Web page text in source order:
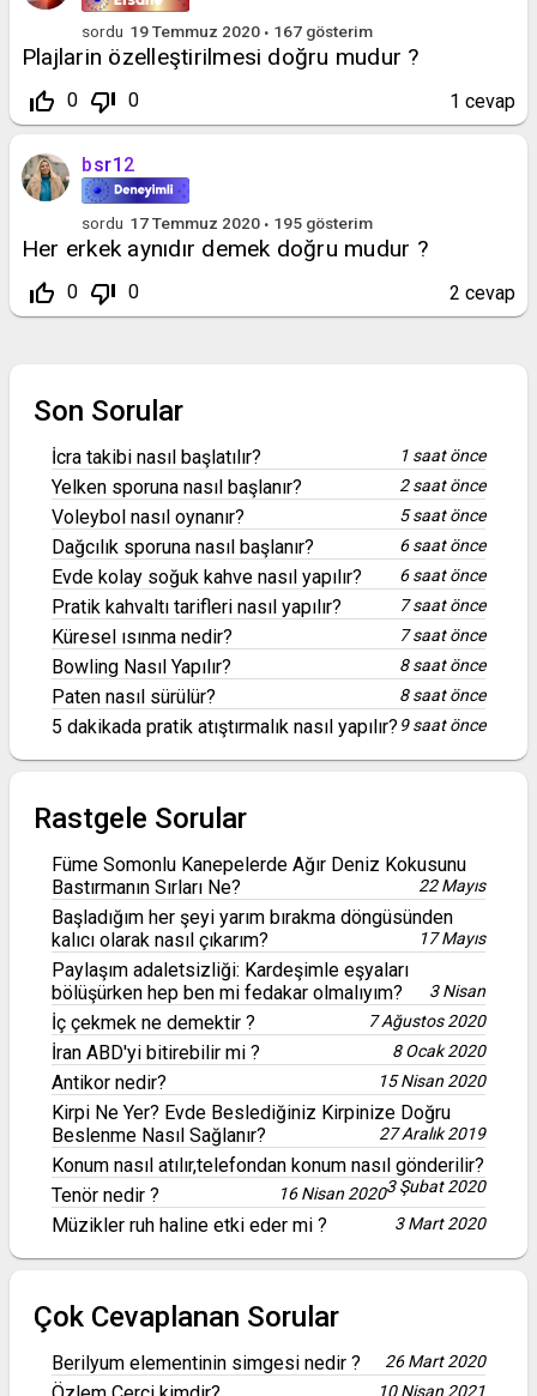
sordu 19 Temmuz 2020 167 gösterim
Plajlarin özelleştirilmesi doğru mudur ?
thumb_up_off_alt 0 thumb_down_off_alt 0 1 cevap
bsr12
sordu 17 Temmuz 2020 195 gösterim
Her erkek aynıdır demek doğru mudur ?
thumb_up_off_alt 0 thumb_down_off_alt 0 2 cevap
Son Sorular
İcra takibi nasıl başlatılır? 1 saat önce
Yelken sporuna nasıl başlanır? 2 saat önce
Voleybol nasıl oynanır? 5 saat önce
Dağcılık sporuna nasıl başlanır? 6 saat önce
Evde kolay soğuk kahve nasıl yapılır? 6 saat önce
Pratik kahvaltı tarifleri nasıl yapılır? 7 saat önce
Küresel ısınma nedir? 7 saat önce
Bowling Nasıl Yapılır? 8 saat önce
Paten nasıl sürülür? 8 saat önce
5 dakikada pratik atıştırmalık nasıl yapılır? 9 saat önce
Rastgele Sorular
Füme Somonlu Kanepelerde Ağır Deniz Kokusunu
Bastırmanın Sırları Ne?
22 Mayıs
Başladığım her şeyi yarım bırakma döngüsünden
kalıcı olarak nasıl çıkarım?
17 Mayıs
Paylaşım adaletsizliği: Kardeşimle eşyaları
bölüşürken hep ben mi fedakar olmalıyım?
3 Nisan
İç çekmek ne demektir ? 7 Ağustos 2020
İran ABD'yi bitirebilir mi ? 8 Ocak 2020
Antikor nedir? 15 Nisan 2020
Kirpi Ne Yer? Evde Beslediğiniz Kirpinize Doğru
Beslenme Nasıl Sağlanır?
27 Aralık 2019
Konum nasıl atılır,telefondan konum nasıl gönderilir?
3 Şubat 2020
Tenör nedir ? 16 Nisan 2020
Müzikler ruh haline etki eder mi ? 3 Mart 2020
Çok Cevaplanan Sorular
Berilyum elementinin simgesi nedir ? 26 Mart 2020
10 Nisan 2021